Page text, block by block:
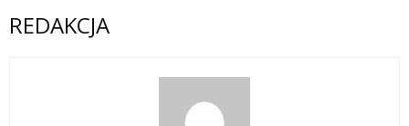
REDAKCJA